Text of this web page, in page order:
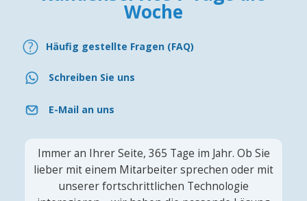
Woche
Häufig gestellte Fragen (FAQ)
Schreiben Sie uns
E-Mail an uns
Immer an Ihrer Seite, 365 Tage im Jahr. Ob Sie
lieber mit einem Mitarbeiter sprechen oder mit
unserer fortschrittlichen Technologie